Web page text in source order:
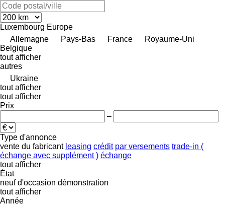
Luxembourg Europe
Allemagne
Pays-Bas France
Royaume-Uni
Belgique
tout afficher
autres
Ukraine
tout afficher
tout afficher
Prix
–
Type d'annonce
vente du fabricant leasing crédit par versements trade-in (
échange avec supplément ) échange
tout afficher
État
neuf d'occasion démonstration
tout afficher
Année